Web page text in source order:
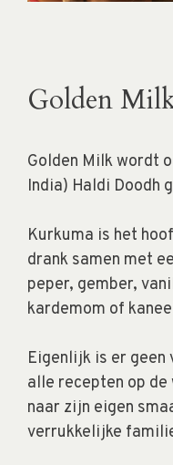
Golden
Golden Milk wordt
India) Haldi Doodh
Kurkuma is het
drank samen met
peper, gember,
kardemom of
Eigenlijk is er
alle recepten op
naar zijn eigen
verrukkelijke